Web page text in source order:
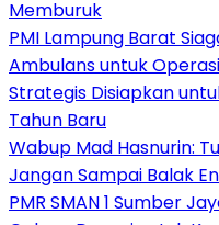
Memburuk
PMI Lampung Barat
Ambulans untuk
Strategis Disiapkan
Tahun Baru
Wabup Mad Hasnurin:
Jangan Sampai Balak
PMR SMAN 1 Sumber